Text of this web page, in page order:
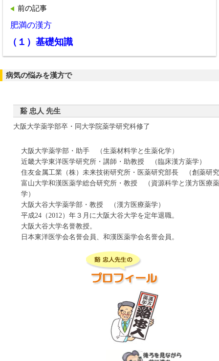
前の記事
肥満の漢方
（１）基礎知識
病気の悩みを漢方で
谿 忠人 先生
大阪大学薬学部卒・同大学院薬学研究科修了
大阪大学薬学部・助手 （生薬材料学と生薬化学）
近畿大学東洋医学研究所・講師・助教授 （臨床漢方薬学）
住友金属工業（株）未来技術研究所・医薬研究部長 （創薬研
富山大学和漢医薬学総合研究所・教授 （資源科学と漢方医療薬
学）
大阪大谷大学薬学部・教授 （漢方医療薬学）
平成24（2012）年３月に大阪大谷大学を定年退職。
大阪大谷大学名誉教授。
日本東洋医学会名誉会員、和漢医薬学会名誉会員。